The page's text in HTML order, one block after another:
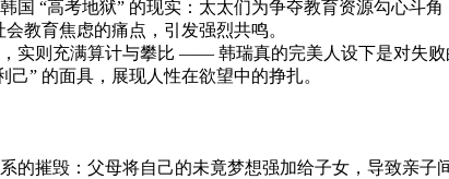
国 “高考地狱” 的现实：太太们为争夺教育资源勾心斗
教育焦虑的痛点，引发强烈共鸣。
实则充满算计与攀比 —— 韩瑞真的完美人设下是对失
” 的面具，展现人性在欲望中的挣扎。
的摧毁：父母将自己的未竟梦想强加给子女，导致亲